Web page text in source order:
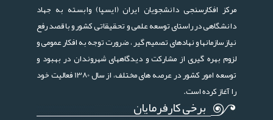
مرکز افکارسنجی دانشجویان ایران (ایسپا) وابسته به جهاد
دانشگاهی در راستای توسعه علمی و تحقیقاتی کشور و با قصد رفع
نیاز سازمانها و نهادهای تصمیم گیر ، ضرورت توجه به افکار عمومی و
لزوم بهره گیری از مشارکت و دیدگاههای شهروندان در بهبود و
توسعه امور کشور در عرصه های مختلف، از سال 1380 فعالیت خود
را آغاز کرده است.
برخی کارفرمایان